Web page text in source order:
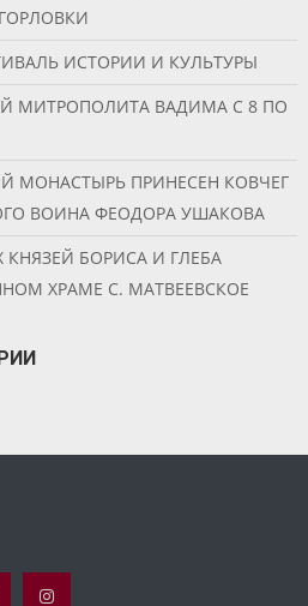
ИСТОРИИ И КУЛЬТУРЫ
МИТРОПОЛИТА ВАДИМА С 8 ПО
МОНАСТЫРЬ ПРИНЕСЕН КОВЧЕГ
ВОИНА ФЕОДОРА УШАКОВА
БОРИСА И ГЛЕБА
ХРАМЕ С. МАТВЕЕВСКОЕ